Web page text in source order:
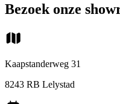
Bezoek onze
Kaapstanderweg 31
8243 RB Lelystad